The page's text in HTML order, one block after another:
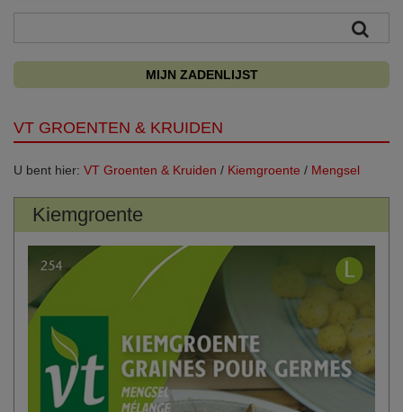
MIJN ZADENLIJST
VT GROENTEN & KRUIDEN
U bent hier: VT Groenten & Kruiden / Kiemgroente / Mengsel
Kiemgroente